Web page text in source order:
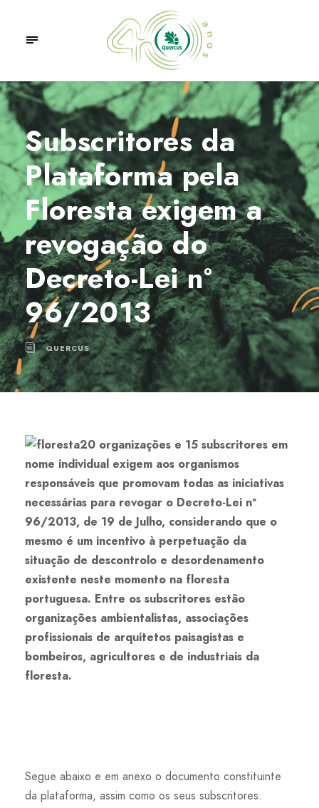
Subscritores da
Plataforma pela
Floresta exigem a
revogação do
Decreto-Lei nº
96/2013
QUERCUS
20 organizações e 15 subscritores em
nome individual exigem aos organismos
responsáveis que promovam todas as iniciativas
necessárias para revogar o Decreto-Lei nº
96/2013, de 19 de Julho, considerando que o
mesmo é um incentivo à perpetuação da
situação de descontrolo e desordenamento
existente neste momento na floresta
portuguesa. Entre os subscritores estão
organizações ambientalistas, associações
profissionais de arquitetos paisagistas e
bombeiros, agricultores e de industriais da
floresta.
Segue abaixo e em anexo o documento constituinte
da plataforma, assim como os seus subscritores.